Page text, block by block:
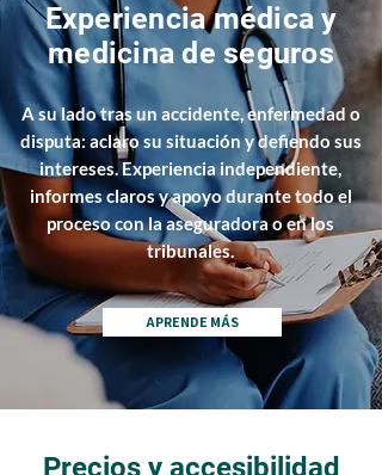
Experiencia médica y
medicina de seguros
A su lado tras un accidente, enfermedad o
disputa: aclaro su situación y defiendo sus
intereses. Experiencia independiente,
informes claros y apoyo durante todo el
proceso con la aseguradora o en los
tribunales.
APRENDE MÁS
Precios y accesibilidad